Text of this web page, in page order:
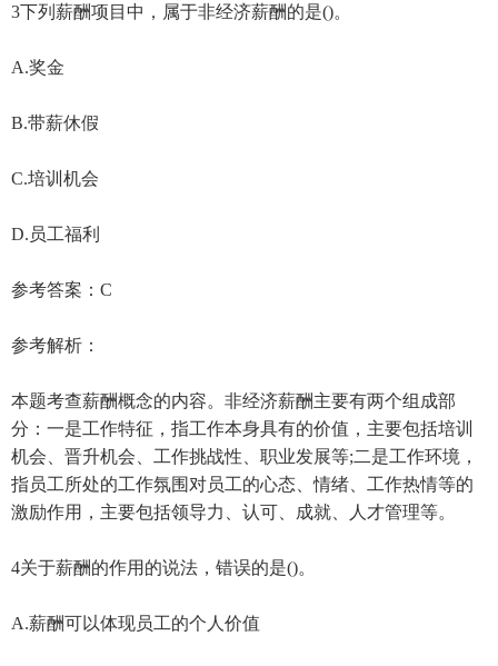
3下列薪酬项目中，属于非经济薪酬的是()。
A.奖金
B.带薪休假
C.培训机会
D.员工福利
参考答案：C
参考解析：
本题考查薪酬概念的内容。非经济薪酬主要有两个组成部
分：一是工作特征，指工作本身具有的价值，主要包括培训
机会、晋升机会、工作挑战性、职业发展等;二是工作环境，
指员工所处的工作氛围对员工的心态、情绪、工作热情等的
激励作用，主要包括领导力、认可、成就、人才管理等。
4关于薪酬的作用的说法，错误的是()。
A.薪酬可以体现员工的个人价值